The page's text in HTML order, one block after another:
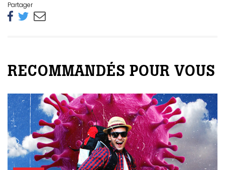
Partager
RECOMMANDÉS POUR VOUS